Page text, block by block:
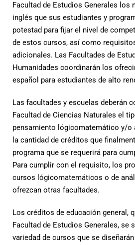
Facultad de Estudios Generales los
inglés que sus estudiantes y
potestad para fijar el nivel de
de estos cursos, así como
adicionales. Las Facultades de
Humanidades coordinarán los
español para estudiantes de alto
Las facultades y escuelas deberán
Facultad de Ciencias Naturales el
pensamiento lógicomatemático y/o
la cantidad de créditos que
programa que se requerirá para
Para cumplir con el requisito, los
cursos lógicomatemáticos o de
ofrezcan otras facultades.
Los créditos de educación general,
Facultad de Estudios Generales, se
variedad de cursos que se